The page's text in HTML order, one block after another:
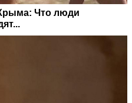
Что люди